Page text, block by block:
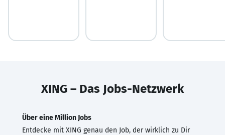
XING – Das Jobs-Netzwerk
Über eine Million Jobs
Entdecke mit XING genau den Job, der wirklich zu Dir